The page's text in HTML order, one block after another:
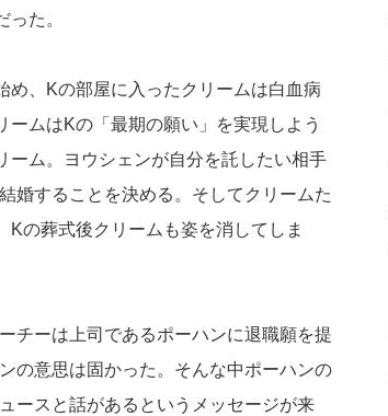
た。
め、Kの部屋に入ったクリームは白血病
ムはKの「最期の願い」を実現しよう
ーム。ヨウシェンが自分を託したい相手
婚することを決める。そしてクリームた
の葬式後クリームも姿を消してしま
チーは上司であるポーハンに退職願を提
の意思は固かった。そんな中ポーハンの
ースと話があるというメッセージが来